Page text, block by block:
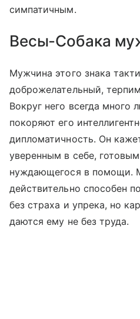
симпатичным.
Весы-Собака
Мужчина этого знака
доброжелательный,
Вокруг него всегда много
покоряют его
дипломатичность. Он
уверенным в себе,
нуждающегося в помощи.
действительно способен
без страха и упрека, но
даются ему не без труда.